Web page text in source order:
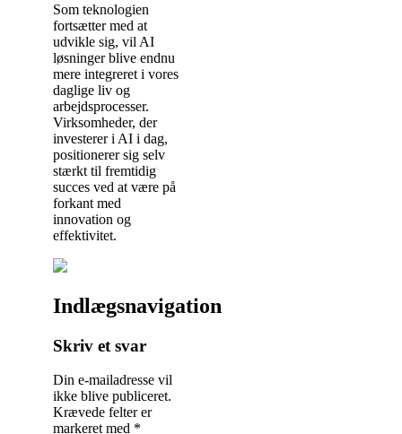
Som teknologien
fortsætter med at
udvikle sig, vil AI
løsninger blive endnu
mere integreret i vores
daglige liv og
arbejdsprocesser.
Virksomheder, der
investerer i AI i dag,
positionerer sig selv
stærkt til fremtidig
succes ved at være på
forkant med
innovation og
effektivitet.
Indlægsnavigation
Skriv et svar
Din e-mailadresse vil
ikke blive publiceret.
Krævede felter er
markeret med *